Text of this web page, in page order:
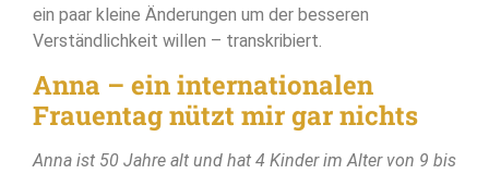
ein paar kleine Änderungen um der besseren
Verständlichkeit willen – transkribiert.
Anna – ein internationalen
Frauentag nützt mir gar nichts
Anna ist 50 Jahre alt und hat 4 Kinder im Alter von 9 bis